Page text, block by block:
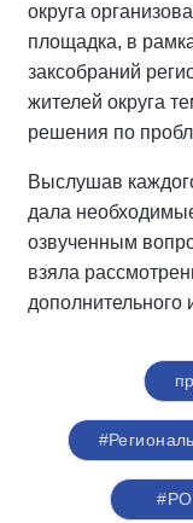
округа
площадка, в
заксобраний
жителей округа
решения по
Выслушав
дала
озвученным
взяла
дополнительного